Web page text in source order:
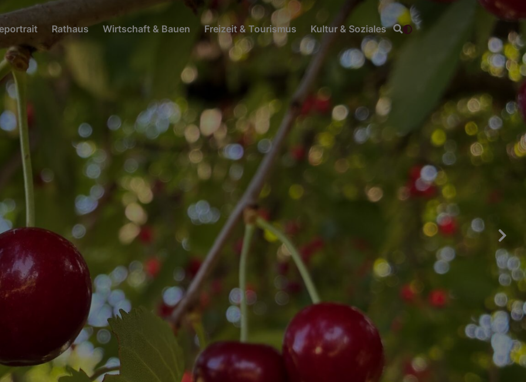
Rathaus Wirtschaft & Bauen Freizeit & Tourismus Kultur & Soziales